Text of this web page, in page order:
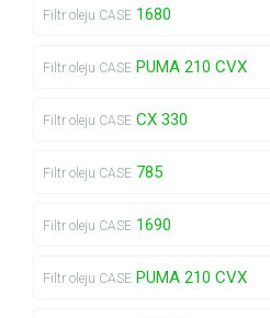
Filtr oleju CASE 1680
Filtr oleju CASE PUMA 210 CVX
Filtr oleju CASE CX 330
Filtr oleju CASE 785
Filtr oleju CASE 1690
Filtr oleju CASE PUMA 210 CVX